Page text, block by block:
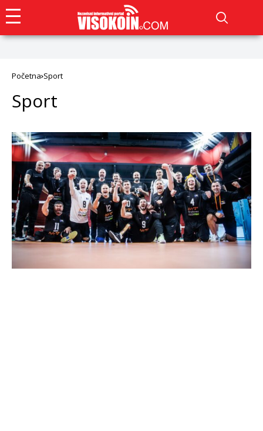
Početna Sport
Sport